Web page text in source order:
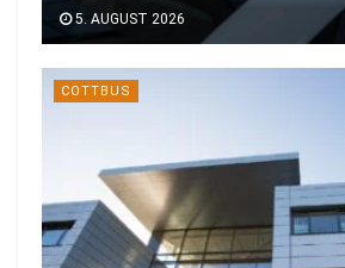
5. AUGUST 2026
COTTBUS